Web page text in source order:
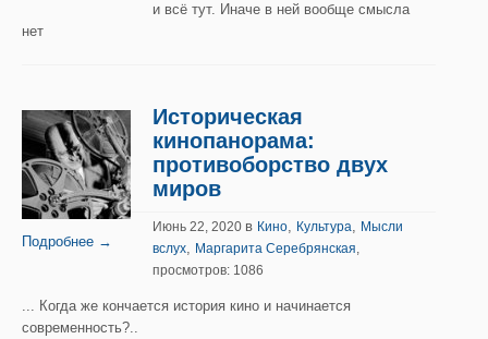
и всё тут. Иначе в ней вообще смысла
нет
Подробнее →
Историческая
кинопанорама:
противоборство двух
миров
Июнь 22, 2020 в Кино, Культура, Мысли
вслух, Маргарита Серебрянская,
просмотров: 1086
... Когда же кончается история кино и начинается
современность?..